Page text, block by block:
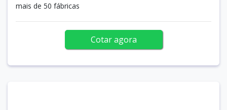
mais de 50 fábricas
Cotar agora